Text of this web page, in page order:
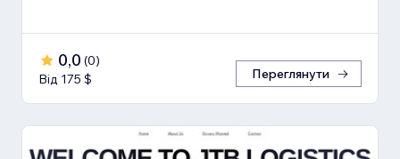
0,0 (0)
Від 175 $
Переглянути